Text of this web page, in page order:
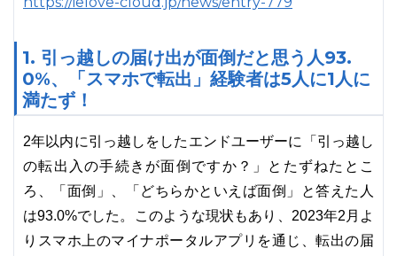
1. 引っ越しの届け出が面倒だと思う人93.
0%、「スマホで転出」経験者は5人に1人に
満たず！
2年以内に引っ越しをしたエンドユーザーに「引っ越し
の転出入の手続きが面倒ですか？」とたずねたとこ
ろ、「面倒」、「どちらかといえば面倒」と答えた人
は93.0%でした。このような現状もあり、2023年2月よ
りスマホ上のマイナポータルアプリを通じ、転出の届